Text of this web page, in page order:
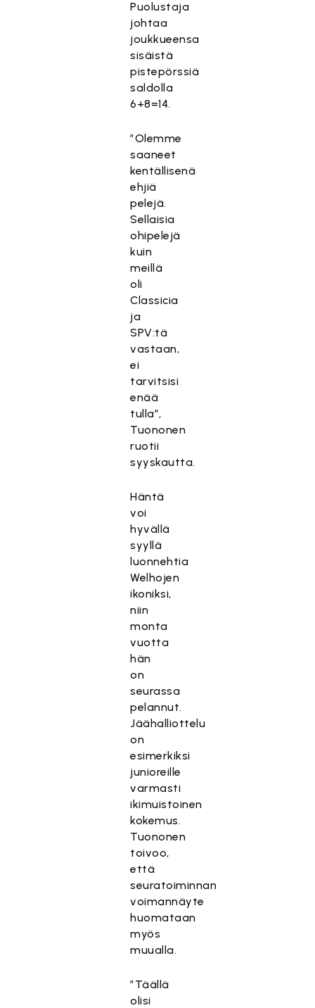
Puolustaja
johtaa
joukkueensa
sisäistä
pistepörssiä
saldolla
6+8=14.
”Olemme
saaneet
kentällisenä
ehjiä
pelejä.
Sellaisia
ohipelejä
kuin
meillä
oli
Classicia
ja
SPV:tä
vastaan,
ei
tarvitsisi
enää
tulla”,
Tuononen
ruotii
syyskautta.
Häntä
voi
hyvällä
syyllä
luonnehtia
Welhojen
ikoniksi,
niin
monta
vuotta
hän
on
seurassa
pelannut.
Jäähalliottelu
on
esimerkiksi
junioreille
varmasti
ikimuistoinen
kokemus.
Tuononen
toivoo,
että
seuratoiminnan
voimannäyte
huomataan
myös
muualla.
”Täällä
olisi